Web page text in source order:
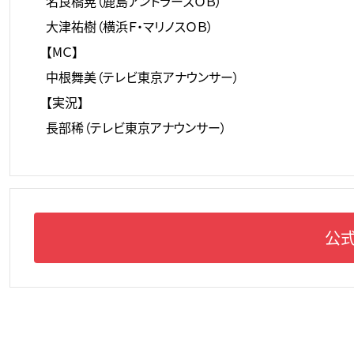
公
大津祐樹（横浜Ｆ・マリノスＯＢ）
【МＣ】
中根舞美（テレビ東京アナウンサー）
【実況】
長部稀（テレビ東京アナウンサー）